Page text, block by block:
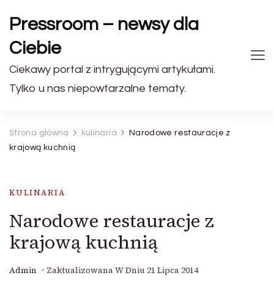
Pressroom – newsy dla
Ciebie
Ciekawy portal z intrygującymi artykułami.
Tylko u nas niepowtarzalne tematy.
Strona główna kulinaria
Narodowe restauracje z
krajową kuchnią
KULINARIA
Narodowe restauracje z
krajową kuchnią
Admin Zaktualizowana W Dniu 21 Lipca 2014